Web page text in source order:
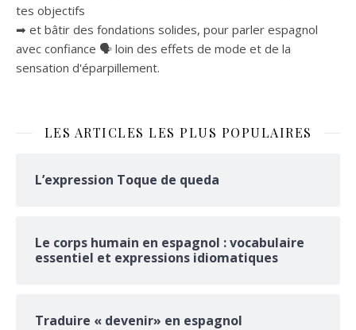
tes objectifs
➡ et bâtir des fondations solides, pour parler espagnol
avec confiance 🗣 loin des effets de mode et de la
sensation d'éparpillement.
LES ARTICLES LES PLUS POPULAIRES
L’expression Toque de queda
Le corps humain en espagnol : vocabulaire
essentiel et expressions idiomatiques
Traduire « devenir» en espagnol